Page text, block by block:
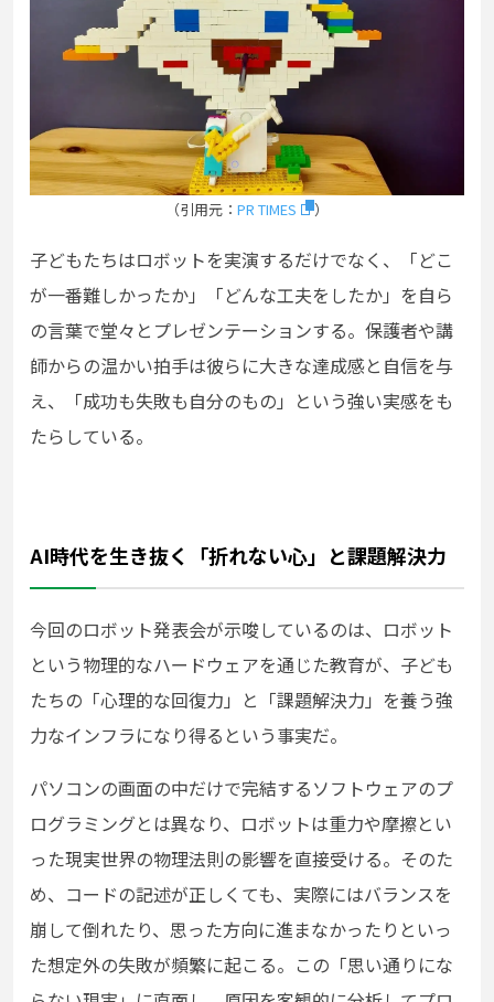
（引用元： PR TIMES ）
子どもたちはロボットを実演するだけでなく、「どこ
が一番難しかったか」「どんな工夫をしたか」を自ら
の言葉で堂々とプレゼンテーションする。保護者や講
師からの温かい拍手は彼らに大きな達成感と自信を与
え、「成功も失敗も自分のもの」という強い実感をも
たらしている。
AI時代を生き抜く「折れない心」と課題解決力
今回のロボット発表会が示唆しているのは、ロボット
という物理的なハードウェアを通じた教育が、子ども
たちの「心理的な回復力」と「課題解決力」を養う強
力なインフラになり得るという事実だ。
パソコンの画面の中だけで完結するソフトウェアのプ
ログラミングとは異なり、ロボットは重力や摩擦とい
った現実世界の物理法則の影響を直接受ける。そのた
め、コードの記述が正しくても、実際にはバランスを
崩して倒れたり、思った方向に進まなかったりといっ
た想定外の失敗が頻繁に起こる。この「思い通りにな